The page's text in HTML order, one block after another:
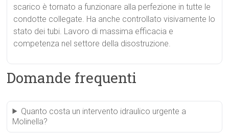
scarico è tornato a funzionare alla perfezione in tutte le
condotte collegate. Ha anche controllato visivamente lo
stato dei tubi. Lavoro di massima efficacia e
competenza nel settore della disostruzione.
Domande frequenti
Quanto costa un intervento idraulico urgente a
Molinella?